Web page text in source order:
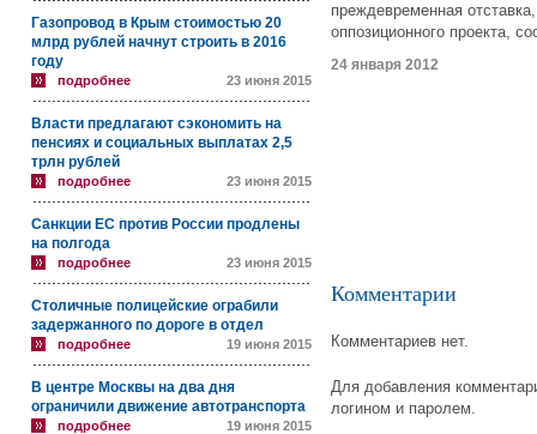
Газопровод в Крым стоимостью 20
млрд рублей начнут строить в 2016
году
подробнее 23 июня 2015
Власти предлагают сэкономить на
пенсиях и социальных выплатах 2,5
трлн рублей
подробнее 23 июня 2015
Санкции ЕС против России продлены
на полгода
подробнее 23 июня 2015
Столичные полицейские ограбили
задержанного по дороге в отдел
подробнее 19 июня 2015
В центре Москвы на два дня
ограничили движение автотранспорта
подробнее 19 июня 2015
преждевременная
оппозиционного проекта,
24 января 2012
Комментарии
Комментариев нет.
Для добавления
логином и паролем.